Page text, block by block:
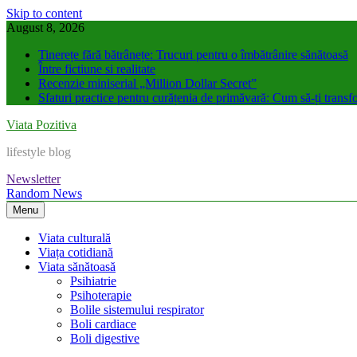
Skip to content
August 8, 2026
Tinerețe fără bătrânețe: Trucuri pentru o îmbătrânire sănătoasă
Între fictiune si realitate
Recenzie miniserial „Million Dollar Secret”
Sfaturi practice pentru curățenia de primăvară: Cum să-ți
Viata Pozitiva
lifestyle blog
Newsletter
Random News
Menu
Viata culturală
Viața cotidiană
Viata sănătoasă
Psihiatrie
Psihoterapie
Bolile sistemului respirator
Boli cardiace
Boli digestive